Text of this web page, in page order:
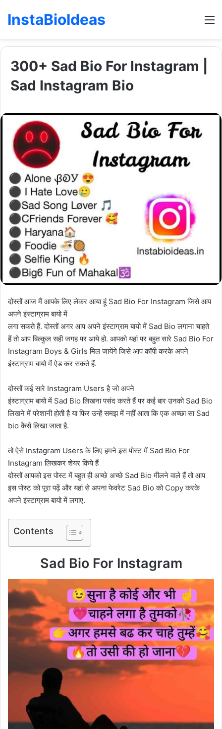
InstaBioIdeas
300+ Sad Bio For Instagram |
Sad Instagram Bio
दोस्तों आज मैं आपके लिए लेकर आया हूं Sad Bio For Instagram जिसे आप
अपने इंस्टाग्राम बायो में
लगा सकते हैं. दोस्तों अगर आप अपने इंस्टाग्राम बायो में Sad Bio लगाना चाहते
हैं तो आप बिल्कुल सही जगह पर आये हो. आपको यहां पर बहुत सारे Sad Bio For
Instagram Boys & Girls मिल जायेंगे जिसे आप कॉपी करके अपने
इंस्टाग्राम बायो में ऐड कर सकते हैं.
दोस्तों कई सारे Instagram Users है जो अपने
इंस्टाग्राम बायो में Sad Bio लिखना पसंद करते हैं पर कई बार उनको Sad Bio
लिखने में परेशानी होती है या फिर उन्हें समझ में नहीं आता कि एक अच्छा सा Sad
bio कैसे लिखा जाता है.
तो ऐसे Instagram Users के लिए हमने इस पोस्ट में Sad Bio For
Instagram लिखकर शेयर किये हैं
दोस्तों आपको इस पोस्ट में बहुत ही अच्छे अच्छे Sad Bio मीलने वाले हैं तो आप
इस पोस्ट को पूरा पढ़ें और यहां से अपना फेवरेट Sad Bio को Copy करके
अपने इंस्टाग्राम बायो में लगाए.
Contents
Sad Bio For Instagram